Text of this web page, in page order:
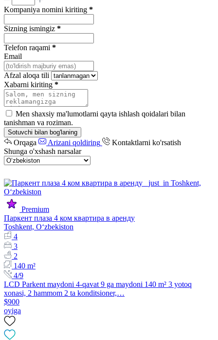
Kompaniya nomini kiriting *
Sizning ismingiz *
Telefon raqami *
Email
Afzal aloqa tili
Xabarni kiriting *
Men shaxsiy ma'lumotlarni qayta ishlash qoidalari bilan
tanishman va roziman.
Sotuvchi bilan bog'laning
Orqaga Arizani qoldiring
Kontaktlarni ko'rsatish
Shunga o'xshash narsalar
Premium
Паркент плаза 4 ком квартира в аренду
Toshkent, Oʻzbekiston
4
3
2
140 m²
4/9
LCD Parkent maydoni 4-qavat 9 ga maydoni 140 m² 3 yotoq
xonasi, 2 hammom 2 ta konditsioner,…
$900
oyiga